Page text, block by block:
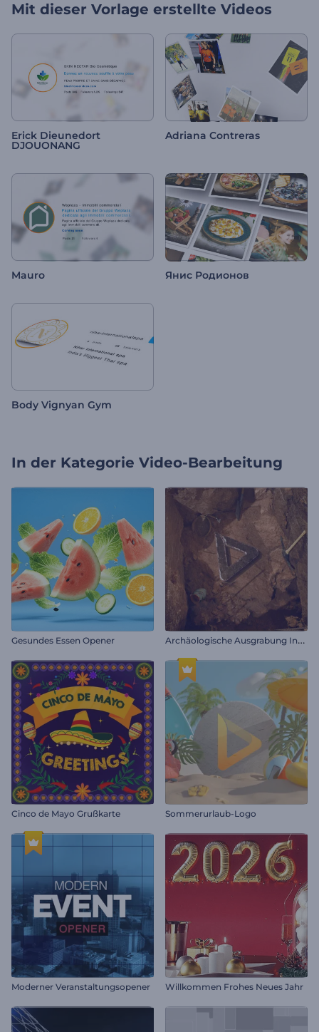
Mit dieser Vorlage erstellte Videos
Erick Dieunedort
DJOUONANG
Adriana Contreras
Mauro Янис Родионов
Body Vignyan Gym
In der Kategorie Video-Bearbeitung
Gesundes Essen Opener A
rchäologische Ausgrabung Intro
Cinco de Mayo Grußkarte Sommerurlaub-Logo
Moderner Veranstaltungsopener Willkommen Frohes Neues Jahr